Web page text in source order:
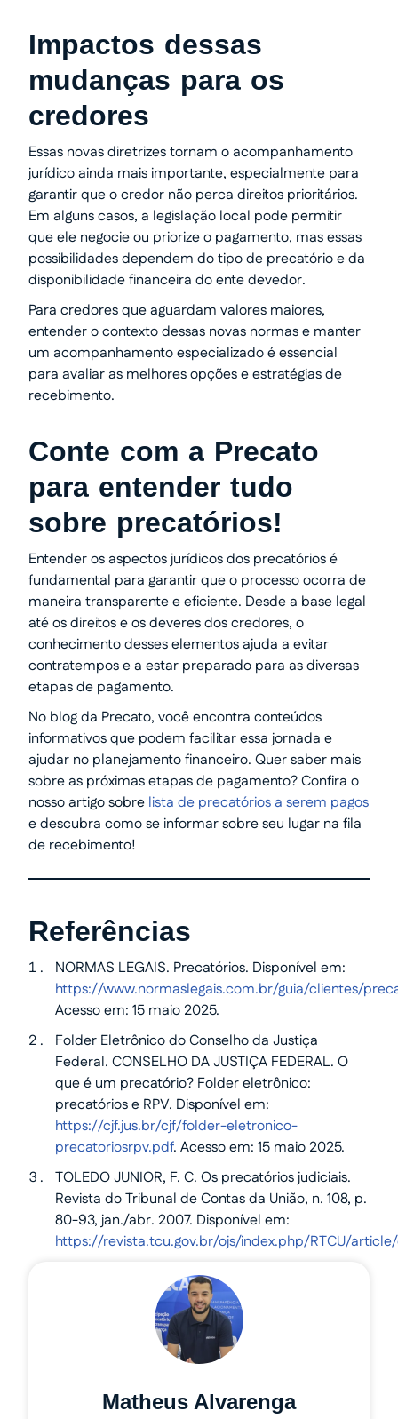
Impactos dessas
mudanças para os
credores
Essas novas diretrizes tornam o acompanhamento
jurídico ainda mais importante, especialmente para
garantir que o credor não perca direitos prioritários.
Em alguns casos, a legislação local pode permitir
que ele negocie ou priorize o pagamento, mas essas
possibilidades dependem do tipo de precatório e da
disponibilidade financeira do ente devedor.
Para credores que aguardam valores maiores,
entender o contexto dessas novas normas e manter
um acompanhamento especializado é essencial
para avaliar as melhores opções e estratégias de
recebimento.
Conte com a Precato
para entender tudo
sobre precatórios!
Entender os aspectos jurídicos dos precatórios é
fundamental para garantir que o processo ocorra de
maneira transparente e eficiente. Desde a base legal
até os direitos e os deveres dos credores, o
conhecimento desses elementos ajuda a evitar
contratempos e a estar preparado para as diversas
etapas de pagamento.
No blog da Precato, você encontra conteúdos
informativos que podem facilitar essa jornada e
ajudar no planejamento financeiro. Quer saber mais
sobre as próximas etapas de pagamento? Confira o
nosso artigo sobre lista de precatórios a serem pagos
e descubra como se informar sobre seu lugar na fila
de recebimento!
Referências
NORMAS LEGAIS. Precatórios. Disponível em:
https://www.normaslegais.com.br/guia/clientes/
Acesso em: 15 maio 2025.
Folder Eletrônico do Conselho da Justiça
Federal. CONSELHO DA JUSTIÇA FEDERAL. O
que é um precatório? Folder eletrônico:
precatórios e RPV. Disponível em:
https://cjf.jus.br/cjf/folder-eletronico-
precatoriosrpv.pdf. Acesso em: 15 maio 2025.
TOLEDO JUNIOR, F. C. Os precatórios judiciais.
Revista do Tribunal de Contas da União, n. 108, p.
80-93, jan./abr. 2007. Disponível em:
https://revista.tcu.gov.br/ojs/index.php/RTCU/
Matheus Alvarenga